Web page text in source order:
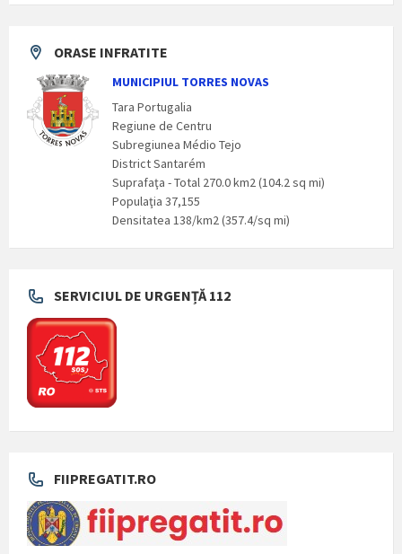
ORASE INFRATITE
MUNICIPIUL TORRES NOVAS
Tara Portugalia
Regiune de Centru
Subregiunea Médio Tejo
District Santarém
Suprafaţa - Total 270.0 km2 (104.2 sq mi)
Populaţia 37,155
Densitatea 138/km2 (357.4/sq mi)
SERVICIUL DE URGENȚĂ 112
FIIPREGATIT.RO